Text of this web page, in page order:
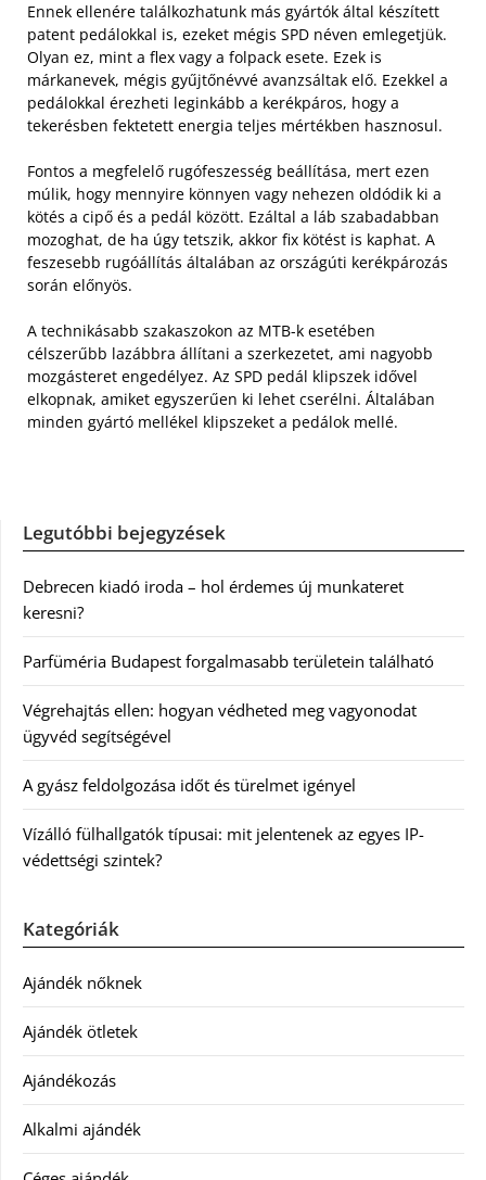
Ennek ellenére találkozhatunk más gyártók által készített
patent pedálokkal is, ezeket mégis SPD néven emlegetjük.
Olyan ez, mint a flex vagy a folpack esete. Ezek is
márkanevek, mégis gyűjtőnévvé avanzsáltak elő. Ezekkel a
pedálokkal érezheti leginkább a kerékpáros, hogy a
tekerésben fektetett energia teljes mértékben hasznosul.
Fontos a megfelelő rugófeszesség beállítása, mert ezen
múlik, hogy mennyire könnyen vagy nehezen oldódik ki a
kötés a cipő és a pedál között. Ezáltal a láb szabadabban
mozoghat, de ha úgy tetszik, akkor fix kötést is kaphat. A
feszesebb rugóállítás általában az országúti kerékpározás
során előnyös.
A technikásabb szakaszokon az MTB-k esetében
célszerűbb lazábbra állítani a szerkezetet, ami nagyobb
mozgásteret engedélyez. Az SPD pedál klipszek idővel
elkopnak, amiket egyszerűen ki lehet cserélni. Általában
minden gyártó mellékel klipszeket a pedálok mellé.
Legutóbbi bejegyzések
Debrecen kiadó iroda – hol érdemes új munkateret
keresni?
Parfüméria Budapest forgalmasabb területein található
Végrehajtás ellen: hogyan védheted meg vagyonodat
ügyvéd segítségével
A gyász feldolgozása időt és türelmet igényel
Vízálló fülhallgatók típusai: mit jelentenek az egyes IP-
védettségi szintek?
Kategóriák
Ajándék nőknek
Ajándék ötletek
Ajándékozás
Alkalmi ajándék